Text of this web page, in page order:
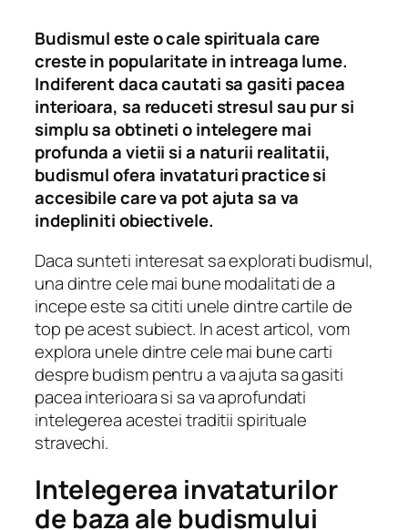
Budismul este o cale spirituala care
creste in popularitate in intreaga lume.
Indiferent daca cautati sa gasiti pacea
interioara, sa reduceti stresul sau pur si
simplu sa obtineti o intelegere mai
profunda a vietii si a naturii realitatii,
budismul ofera invataturi practice si
accesibile care va pot ajuta sa va
indepliniti obiectivele.
Daca sunteti interesat sa explorati budismul,
una dintre cele mai bune modalitati de a
incepe este sa cititi unele dintre cartile de
top pe acest subiect. In acest articol, vom
explora unele dintre cele mai bune carti
despre budism pentru a va ajuta sa gasiti
pacea interioara si sa va aprofundati
intelegerea acestei traditii spirituale
stravechi.
Intelegerea invataturilor
de baza ale budismului